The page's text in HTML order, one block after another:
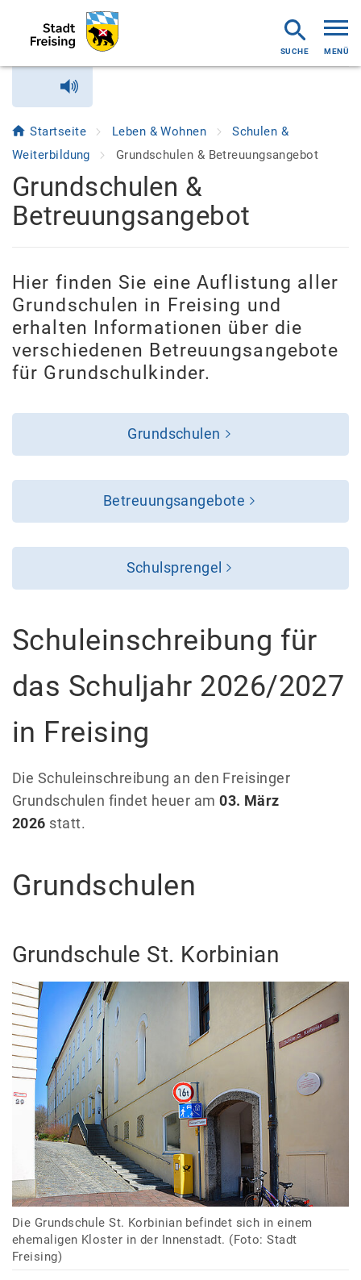
MENÜ
Startseite Leben & Wohnen
Schulen &
Weiterbildung
Grundschulen & Betreuungsangebot
Grundschulen &
Betreuungsangebot
Hier finden Sie eine Auflistung aller
Grundschulen in Freising und
erhalten Informationen über die
verschiedenen Betreuungsangebote
für Grundschulkinder.
Grundschulen
Betreuungsangebote
Schulsprengel
Schuleinschreibung für
das Schuljahr 2026/2027
in Freising
Die Schuleinschreibung an den Freisinger
Grundschulen findet heuer am 03. März
2026 statt.
Grundschulen
Grundschule St. Korbinian
Die Grundschule St. Korbinian befindet sich in einem
ehemaligen Kloster in der Innenstadt. (Foto: Stadt
Freising)